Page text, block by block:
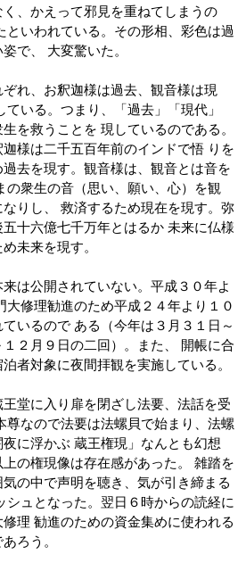
、かえって邪見を重ねてしまうの
といわれている。その形相、彩色は過
で、 大変驚いた。
れ、お釈迦様は過去、観音様は現
いる。つまり、「過去」「現代」
を救うことを 現しているのである。
様は二千五百年前のインドで悟 りを
去を現す。観音様は、観音とは音を
の衆生の音（思い、願い、心）を観
りし、 救済するため現在を現す。弥
十六億七千万年とはるか 未来に仏様
未来を現す。
は公開されていない。平成３０年よ
大修理勧進のため平成２４年より１０
いるので ある（今年は３月３１日～
２月９日の二回）。また、 開帳に合
者対象に夜間拝観を実施している。
堂に入り扉を閉ざし法要、法話を受
尊なので法要は法螺貝で始まり、法螺
に浮かぶ 蔵王権現」なんとも幻想
の権現像は存在感があった。 雑踏を
の中で声明を聴き、気が引き締まる
シュとなった。翌日６時からの読経に
理 勧進のための資金集めに使われる
ろう。